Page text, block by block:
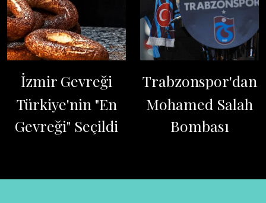
İzmir Gevreği
Türkiye'nin "En
Gevreği" Seçildi
Trabzonspor'dan
Mohamed Salah
Bombası